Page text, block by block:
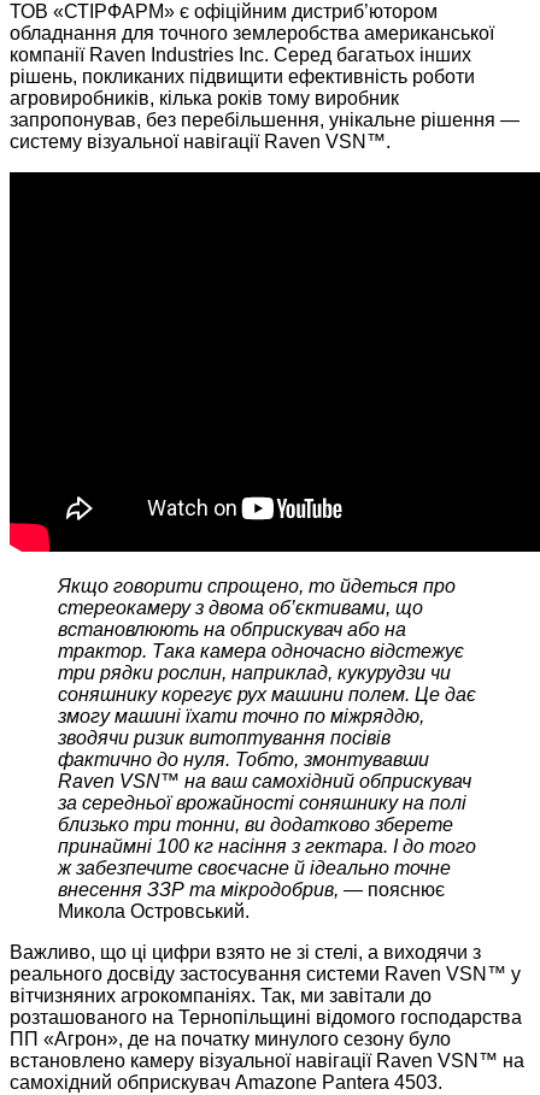
ТОВ «СТІРФАРМ» є офіційним дистриб’ютором
обладнання для точного землеробства американської
компанії Raven Industries Inc. Серед багатьох інших
рішень, покликаних підвищити ефективність роботи
агровиробників, кілька років тому виробник
запропонував, без перебільшення, унікальне рішення —
систему візуальної навігації Raven VSN™.
Якщо говорити спрощено, то йдеться про
стереокамеру з двома об’єктивами, що
встановлюють на обприскувач або на
трактор. Така камера одночасно відстежує
три рядки рослин, наприклад, кукурудзи чи
соняшнику корегує рух машини полем. Це дає
змогу машині їхати точно по міжряддю,
зводячи ризик витоптування посівів
фактично до нуля. Тобто, змонтувавши
Raven VSN™ на ваш самохідний обприскувач
за середньої врожайності соняшнику на полі
близько три тонни, ви додатково зберете
принаймні 100 кг насіння з гектара. І до того
ж забезпечите своєчасне й ідеально точне
внесення ЗЗР та мікродобрив, — пояснює
Микола Островський.
Важливо, що ці цифри взято не зі стелі, а виходячи з
реального досвіду застосування системи Raven VSN™ у
вітчизняних агрокомпаніях. Так, ми завітали до
розташованого на Тернопільщині відомого господарства
ПП «Агрон», де на початку минулого сезону було
встановлено камеру візуальної навігації Raven VSN™ на
самохідний обприскувач Amazone Pantera 4503.